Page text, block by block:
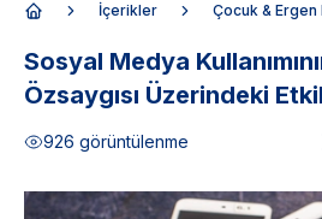
İçerikler Çocuk & Ergen
Sosyal Medya
Özsaygısı Üzerindeki
926 görüntülenme